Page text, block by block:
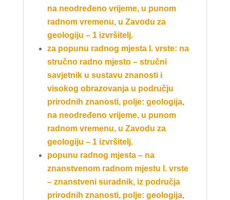
na neodređeno vrijeme, u punom
radnom vremenu, u Zavodu za
geologiju – 1 izvršitelj.
za popunu radnog mjesta I. vrste: na
stručno radno mjesto – stručni
savjetnik u sustavu znanosti i
visokog obrazovanja u području
prirodnih znanosti, polje: geologija,
na neodređeno vrijeme, u punom
radnom vremenu, u Zavodu za
geologiju – 1 izvršitelj.
popunu radnog mjesta – na
znanstvenom radnom mjestu I. vrste
– znanstveni suradnik, iz područja
prirodnih znanosti, polje: geologija,